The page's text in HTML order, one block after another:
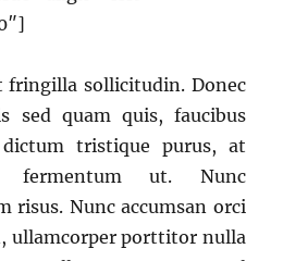
fringilla sollicitudin. Donec
sed quam quis, faucibus
tristique purus, at
fermentum ut. Nunc
risus. Nunc accumsan orci
ullamcorper porttitor nulla